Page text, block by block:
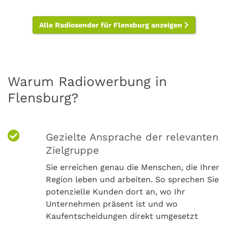
Alle Radiosender für Flensburg anzeigen
Warum Radiowerbung in
Flensburg?
Gezielte Ansprache der relevanten
Zielgruppe
Sie erreichen genau die Menschen, die Ihrer
Region leben und arbeiten. So sprechen Sie
potenzielle Kunden dort an, wo Ihr
Unternehmen präsent ist und wo
Kaufentscheidungen direkt umgesetzt